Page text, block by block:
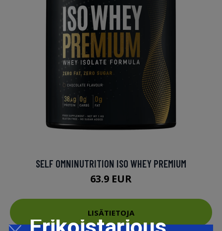
SELF OMNINUTRITION ISO WHEY PREMIUM
63.9 EUR
LISÄTIETOJA